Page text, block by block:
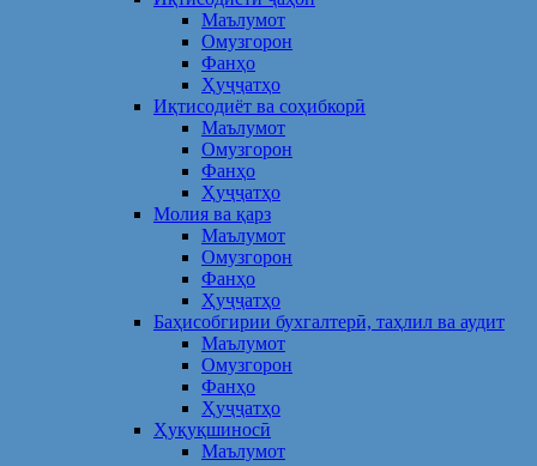
Маълумот
Омузгорон
Фанҳо
Ҳуҷҷатҳо
Иқтисодиёт ва соҳибкорӣ
Маълумот
Омузгорон
Фанҳо
Ҳуҷҷатҳо
Молия ва қарз
Маълумот
Омузгорон
Фанҳо
Ҳуҷҷатҳо
Баҳисобгирии бухгалтерӣ, таҳлил ва аудит
Маълумот
Омузгорон
Фанҳо
Ҳуҷҷатҳо
Ҳуқуқшиносӣ
Маълумот